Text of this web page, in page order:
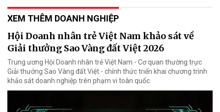
XEM THÊM DOANH NGHIỆP
Hội Doanh nhân trẻ Việt Nam khảo sát về
Giải thưởng Sao Vàng đất Việt 2026
Trung ương Hội Doanh nhân trẻ Việt Nam - Cơ quan thường trực
Giải thưởng Sao Vàng đất Việt - chính thức triển khai chương trình
khảo sát doanh nghiệp trên phạm vi toàn quốc.